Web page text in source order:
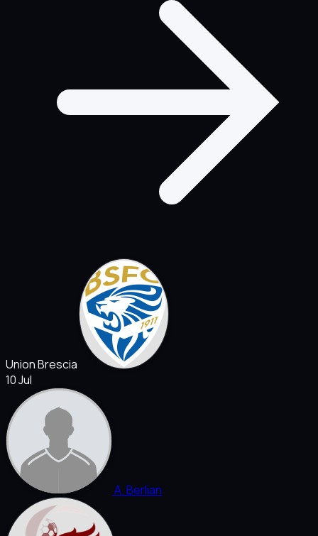
Union Brescia
10 Jul
A. Berlian